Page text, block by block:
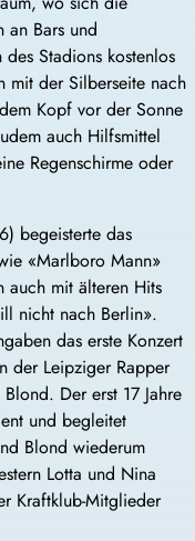
Bars und
Stadions kostenlos
mit der Silberseite nach
Kopf vor der Sonne
auch Hilfsmittel
Regenschirme oder
begeisterte das
«Marlboro Mann»
auch mit älteren Hits
nicht nach Berlin».
das erste Konzert
der Leipziger Rapper
Der erst 17 Jahre
und begleitet
Blond wiederum
Lotta und Nina
Kraftklub-Mitglieder